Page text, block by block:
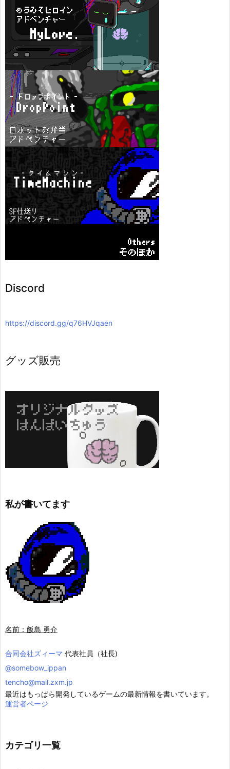
Discord
https://discord.gg/q76HVJqaen
グッズ販売
私が書いてます
名前：飯島 勇介
合同会社ズィーマ 代表社員（社長)
@somebow_ippan
tencho@mail.zxm.jp
最近はもっぱら開発しているゲームの最新情報を書いています。
運営者ページ
カテゴリ一覧